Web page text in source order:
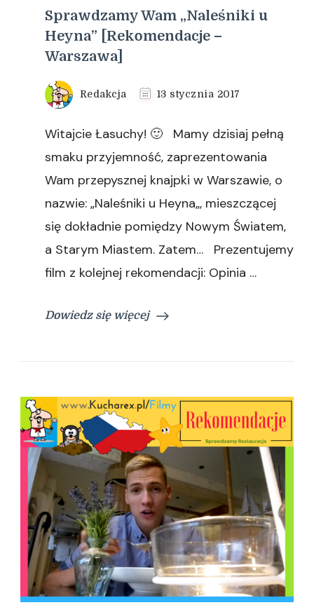
Sprawdzamy Wam „Naleśniki u
Heyna” [Rekomendacje –
Warszawa]
Redakcja 13 stycznia 2017
Witajcie Łasuchy! 🙂 Mamy dzisiaj pełną
smaku przyjemność, zaprezentowania
Wam przepysznej knajpki w Warszawie, o
nazwie: „Naleśniki u Heyna„, mieszczącej
się dokładnie pomiędzy Nowym Światem,
a Starym Miastem. Zatem… Prezentujemy
film z kolejnej rekomendacji: Opinia …
Dowiedz się więcej